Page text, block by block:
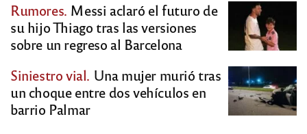
Rumores. Messi aclaró el futuro de
su hijo Thiago tras las versiones
sobre un regreso al Barcelona
Siniestro vial. Una mujer murió tras
un choque entre dos vehículos en
barrio Palmar